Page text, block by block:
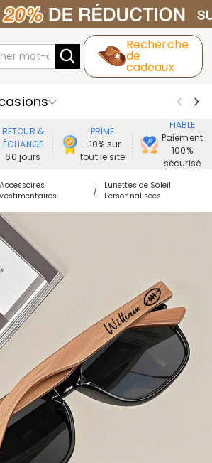
Recherche
de
cadeaux
Meilleure Ventes
RETOUR &
ÉCHANGE
60 jours
PRIME
-10% sur
tout le site
FIABLE
Paiement
100%
sécurisé
Accessoires
vestimentaires
Lunettes de Soleil
Personnalisées